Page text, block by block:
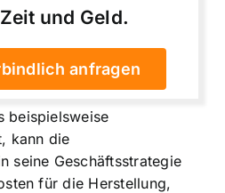
und Geld.
anfragen
beispielsweise
kann die
seine Geschäftsstrategie
für die Herstellung,